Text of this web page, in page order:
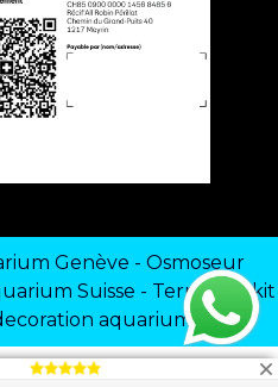
Genève - Osmoseur
Suisse - Terrarium kit
aquarium